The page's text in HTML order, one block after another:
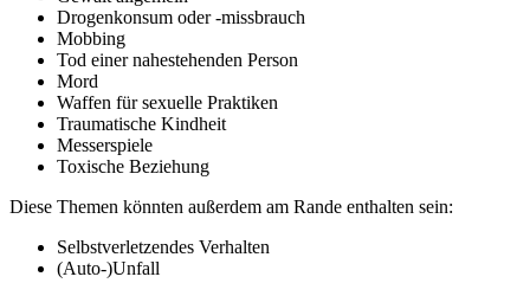
Drogenkonsum oder -missbrauch
Mobbing
Tod einer nahestehenden Person
Mord
Waffen für sexuelle Praktiken
Traumatische Kindheit
Messerspiele
Toxische Beziehung
Diese Themen könnten außerdem am Rande enthalten sein:
Selbstverletzendes Verhalten
(Auto-)Unfall